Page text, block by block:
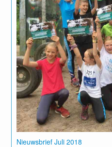
Nieuwsbrief Juli 2018